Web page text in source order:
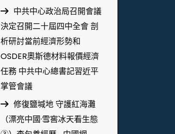
中共中心政治局召開會議
決定召開二十屆四中全會 剖
析研討當前經濟形勢和
OSDER奧斯德材料報價經濟
任務 中共中心總書記習近平
掌管會議
修復鹽堿地 守護紅海灘
（漂亮中國·雪窖冰天看生態